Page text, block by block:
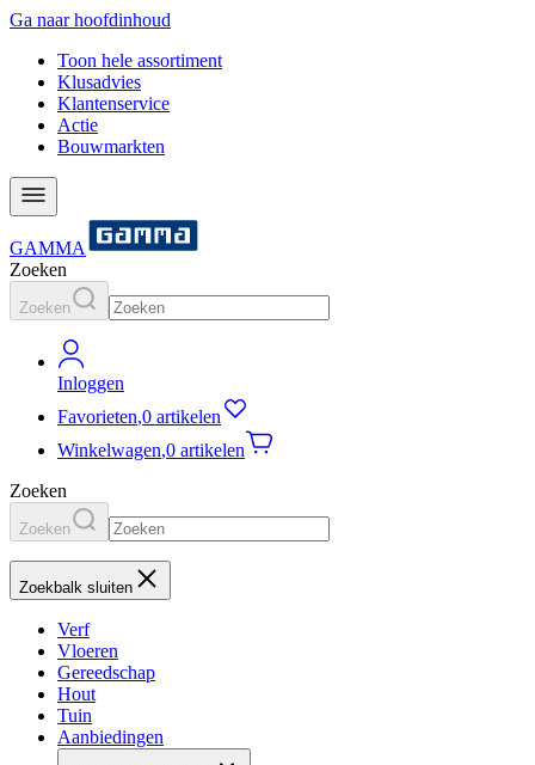
Ga naar hoofdinhoud
Toon hele assortiment
Klusadvies
Klantenservice
Actie
Bouwmarkten
GAMMA
Zoeken
Zoeken
Inloggen
Favorieten,0 artikelen
Winkelwagen,0 artikelen
Zoeken
Zoeken
Zoekbalk sluiten
Verf
Vloeren
Gereedschap
Hout
Tuin
Aanbiedingen